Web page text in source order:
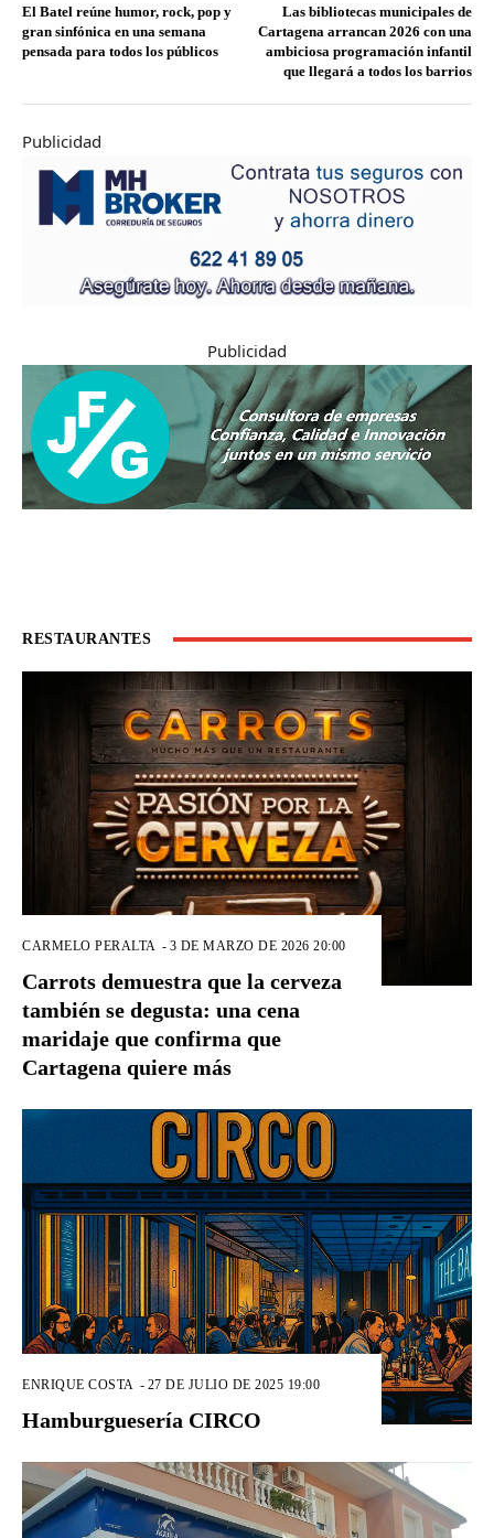
El Batel reúne humor, rock, pop y
gran sinfónica en una semana
pensada para todos los públicos
Las bibliotecas municipales de
Cartagena arrancan 2026 con una
ambiciosa programación infantil
que llegará a todos los barrios
Publicidad
Publicidad
RESTAURANTES
CARMELO PERALTA - 3 DE MARZO DE 2026 20:00
Carrots demuestra que la cerveza
también se degusta: una cena
maridaje que confirma que
Cartagena quiere más
ENRIQUE COSTA - 27 DE JULIO DE 2025 19:00
Hamburguesería CIRCO